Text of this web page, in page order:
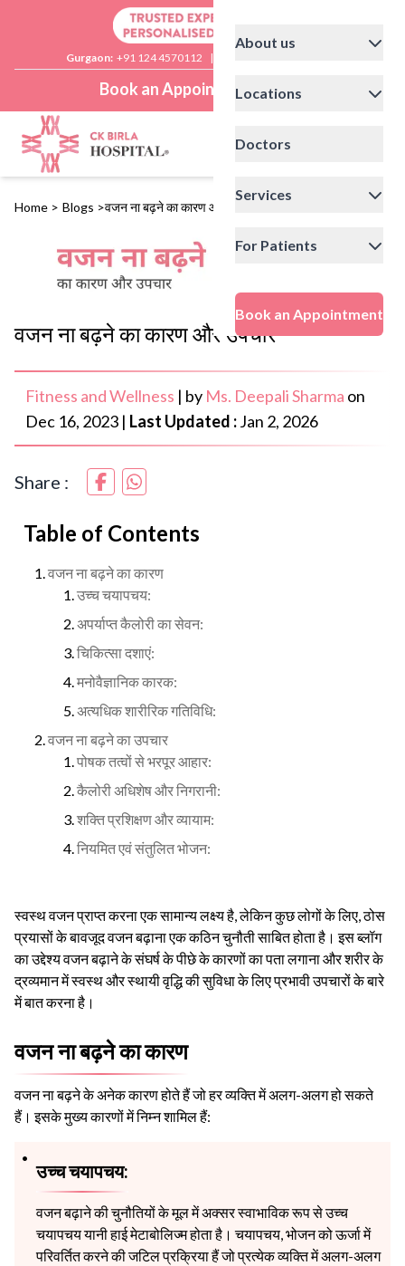
Gurgaon: +91 124 4570112 |
Book an Appointment
About us
Locations
Doctors
Services
For Patients
Book an Appointment
Home > Blogs >वजन ना बढ़ने का कारण और उपचार
वजन ना बढ़ने का कारण और उपचार
Fitness and Wellness | by Ms. Deepali Sharma on
Dec 16, 2023 | Last Updated :Jan 2, 2026
Share :
Table of Contents
वजन ना बढ़ने का कारण
उच्च चयापचय:
अपर्याप्त कैलोरी का सेवन:
चिकित्सा दशाएं:
मनोवैज्ञानिक कारक:
अत्यधिक शारीरिक गतिविधि:
वजन ना बढ़ने का उपचार
पोषक तत्वों से भरपूर आहार:
कैलोरी अधिशेष और निगरानी:
शक्ति प्रशिक्षण और व्यायाम:
नियमित एवं संतुलित भोजन:
स्वस्थ वजन प्राप्त करना एक सामान्य लक्ष्य है, लेकिन कुछ लोगों के लिए, ठोस
प्रयासों के बावजूद वजन बढ़ाना एक कठिन चुनौती साबित होता है। इस ब्लॉग
का उद्देश्य वजन बढ़ाने के संघर्ष के पीछे के कारणों का पता लगाना और शरीर के
द्रव्यमान में स्वस्थ और स्थायी वृद्धि की सुविधा के लिए प्रभावी उपचारों के बारे
में बात करना है।
वजन ना बढ़ने का कारण
वजन ना बढ़ने के अनेक कारण होते हैं जो हर व्यक्ति में अलग-अलग हो सकते
हैं। इसके मुख्य कारणों में निम्न शामिल हैं:
उच्च चयापचय:
वजन बढ़ाने की चुनौतियों के मूल में अक्सर स्वाभाविक रूप से उच्च
चयापचय यानी हाई मेटाबोलिज्म होता है। चयापचय, भोजन को ऊर्जा में
परिवर्तित करने की जटिल प्रक्रिया हैं जो प्रत्येक व्यक्ति में अलग-अलग